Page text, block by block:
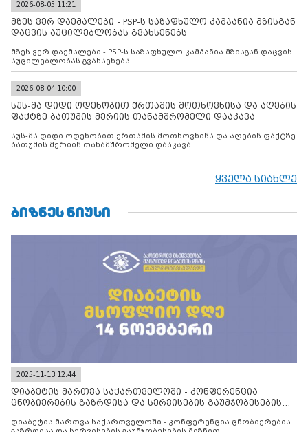
2026-08-05 11:21
მზეს ვერ დაემალები - PSP-ს საზაფხულო კამპანია მზისგან
დაცვის აუცილებლობას გვახსენებს
მზეს ვერ დაემალები - PSP-ს საზაფხულო კამპანია მზისგან დაცვის
აუცილებლობას გვახსენებს
2026-08-04 10:00
სუს-მა დიდი ოდენობით ქრთამის მოთხოვნისა და აღების
ფაქტზე ბათუმის მერიის თანამშრომელი დააკავა
სუს-მა დიდი ოდენობით ქრთამის მოთხოვნისა და აღების ფაქტზე
ბათუმის მერიის თანამშრომელი დააკავა
ყველა სიახლე
ᲑᲘᲖᲜᲔᲡ ᲜᲘᲣᲡᲘ
2025-11-13 12:44
დიაბეტის მართვა საქართველოში - კონფერენცია
ცნობიერების გაზრდისა და სერვისების გაუმჯობესების
დიაბეტის მართვა საქართველოში - კონფერენცია ცნობიერების